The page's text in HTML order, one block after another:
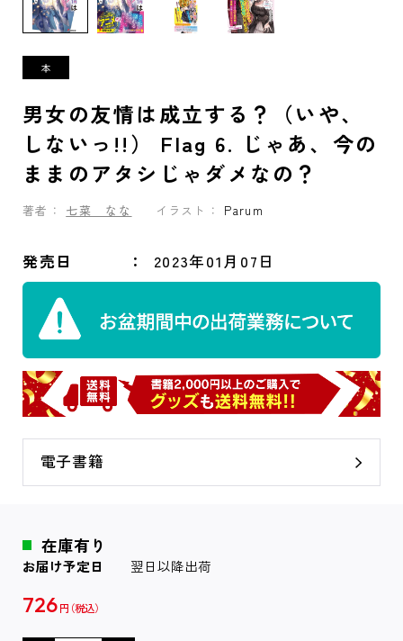
男女の友情は成立する？（いや、
しないっ!!） Flag 6. じゃあ、今の
ままのアタシじゃダメなの？
著者： 七菜 なな イラスト： Parum
発売日 2023年01月07日
電子書籍
在庫有り
お届け予定日 翌日以降出荷
726 円